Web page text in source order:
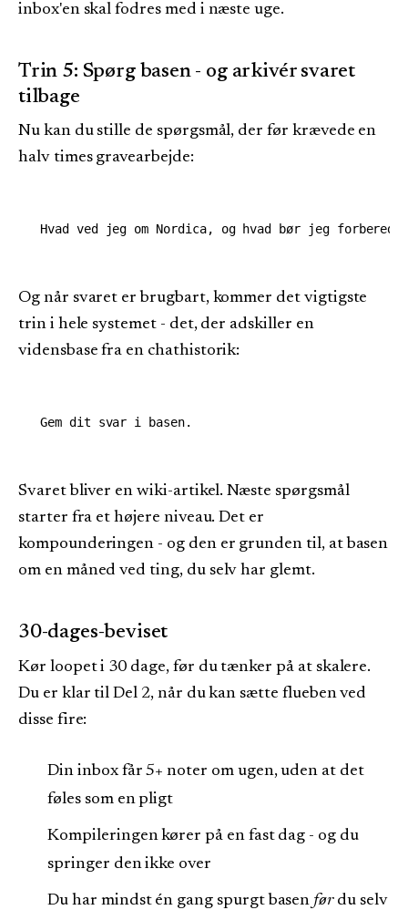
inbox'en skal fodres med i næste uge.
Trin 5: Spørg basen - og arkivér svaret
tilbage
Nu kan du stille de spørgsmål, der før krævede en
halv times gravearbejde:
Og når svaret er brugbart, kommer det vigtigste
trin i hele systemet - det, der adskiller en
vidensbase fra en chathistorik:
Svaret bliver en wiki-artikel. Næste spørgsmål
starter fra et højere niveau. Det er
kompounderingen - og den er grunden til, at basen
om en måned ved ting, du selv har glemt.
30-dages-beviset
Kør loopet i 30 dage, før du tænker på at skalere.
Du er klar til Del 2, når du kan sætte flueben ved
disse fire:
Din inbox får 5+ noter om ugen, uden at det
føles som en pligt
Kompileringen kører på en fast dag - og du
springer den ikke over
Du har mindst én gang spurgt basen førdu selv